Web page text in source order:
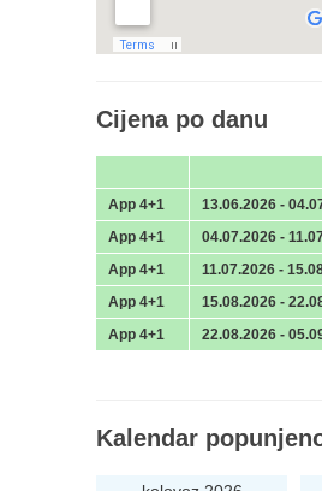
Cijena po danu
App 4+1
13.06.2026 -
App 4+1
04.07.2026 -
App 4+1
11.07.2026 -
App 4+1
15.08.2026 -
App 4+1
22.08.2026 -
Kalendar